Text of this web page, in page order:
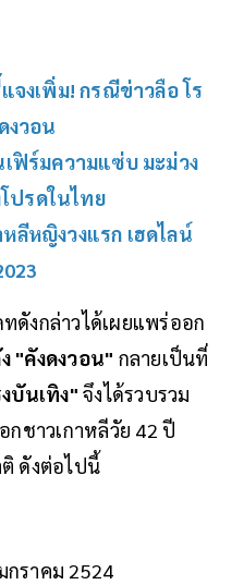
จงเพิ่ม! กรณีข่าวลือ โร
งวอน
เฟิร์มความแซ่บ มะม่วง
ปรดในไทย
หลีหญิงวงแรก เฮดไลน์
ดังกล่าวได้เผยแพร่ออก
"คังดงวอน" กลายเป็นที่
บันเทิง" จึงได้รวบรวม
กชาวเกาหลีวัย 42 ปี
ดังต่อไปนี้
กราคม 2524